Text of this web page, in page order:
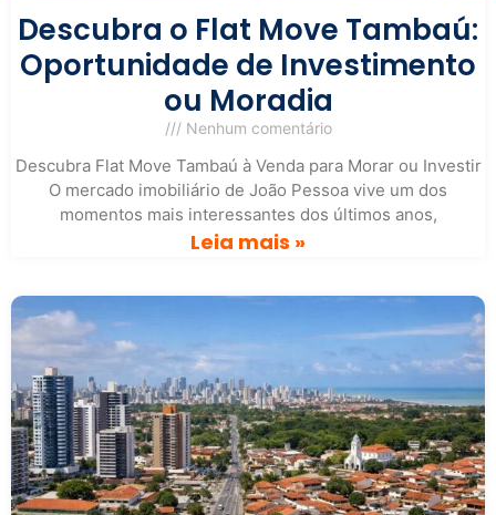
Descubra o Flat Move Tambaú:
Oportunidade de Investimento
ou Moradia
Nenhum comentário
Descubra Flat Move Tambaú à Venda para Morar ou Investir
O mercado imobiliário de João Pessoa vive um dos
momentos mais interessantes dos últimos anos,
Leia mais »